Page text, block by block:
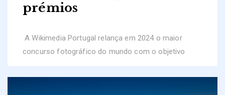
prémios
A Wikimedia Portugal relança em 2024 o maior
concurso fotográfico do mundo com o objetivo